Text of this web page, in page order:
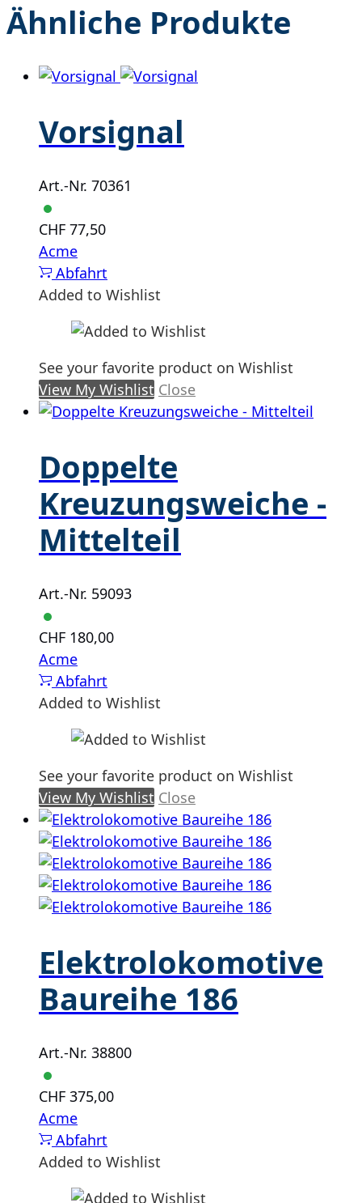
Ähnliche Produkte
Vorsignal
Art.-Nr. 70361
CHF 77,50
Acme
Abfahrt
Added to Wishlist
See your favorite product on Wishlist
View My Wishlist Close
Doppelte
Kreuzungsweiche -
Mittelteil
Art.-Nr. 59093
CHF 180,00
Acme
Abfahrt
Added to Wishlist
See your favorite product on Wishlist
View My Wishlist Close
Elektrolokomotive
Baureihe 186
Art.-Nr. 38800
CHF 375,00
Acme
Abfahrt
Added to Wishlist